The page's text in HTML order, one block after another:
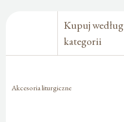
Kupuj według
kategorii
Akcesoria liturgiczne